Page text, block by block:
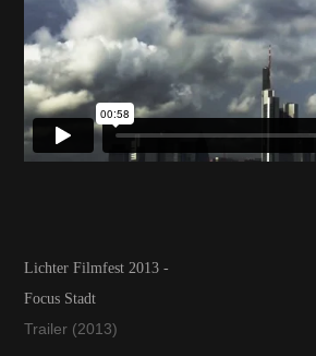
Lichter Filmfest 2013 -
Focus Stadt
Trailer (2013)